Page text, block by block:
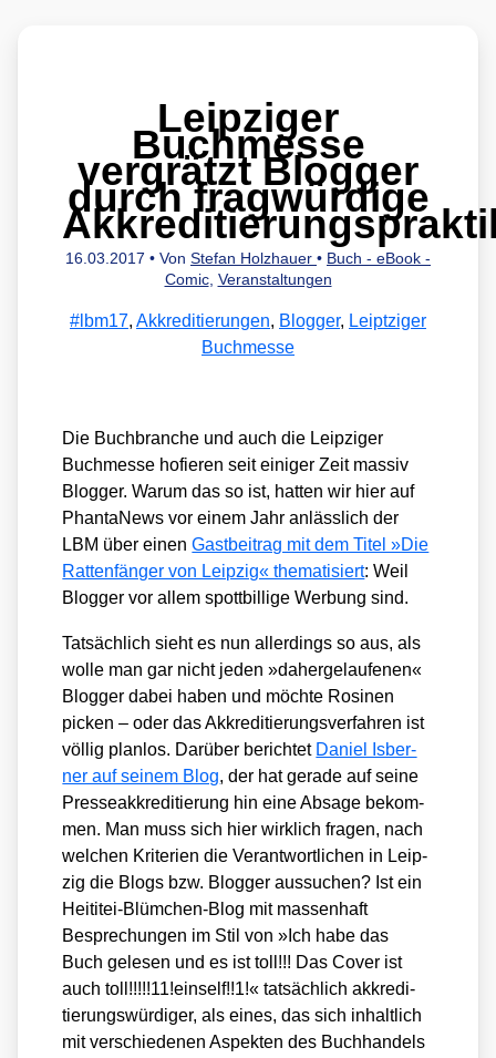
Leipziger
Buchmesse
vergrätzt Blogger
durch fragwürdige
16.03.2017 • Von Stefan Holzhauer • Buch - eBook -
Comic, Veranstaltungen
#lbm17, Akkreditierungen, Blogger, Leiptziger
Buchmesse
Die Buch­bran­che und auch die Leip­zi­ger
Buch­mes­se hofie­ren seit eini­ger Zeit mas­siv
Blog­ger. War­um das so ist, hat­ten wir hier auf
Phan­ta­News vor einem Jahr anläss­lich der
LBM über einenGast­bei­trag mit dem Titel »Die
Rat­ten­fän­ger von Leip­zig« the­ma­ti­siert: Weil
Blog­ger vor allem spott­bil­li­ge Wer­bung sind.
Tat­säch­lich sieht es nun aller­dings so aus, als
wol­le man gar nicht jeden »daher­ge­lau­fe­nen«
Blog­ger dabei haben und möch­te Rosi­nen
picken – oder das Akkre­di­tie­rungs­ver­fah­ren ist
völ­lig plan­los. Dar­über berich­tet Dani­el Isber­
ner auf sei­nem Blog, der hat gera­de auf sei­ne
Pres­se­ak­kre­di­tie­rung hin eine Absa­ge bekom­
men. Man muss sich hier wirk­lich fra­gen, nach
wel­chen Kri­te­ri­en die Ver­ant­wort­li­chen in Leip­
zig die Blogs bzw. Blog­ger aus­su­chen? Ist ein
Heiti­tei-Blüm­chen-Blog mit mas­sen­haft
Bespre­chun­gen im Stil von »Ich habe das
Buch gele­sen und es ist toll!!! Das Cover ist
auch toll!!!!!11!einself!!1!« tat­säch­lich akkre­di­
tie­rungs­wür­di­ger, als eines, das sich inhalt­lich
mit ver­schie­de­nen Aspek­ten des Buch­han­dels